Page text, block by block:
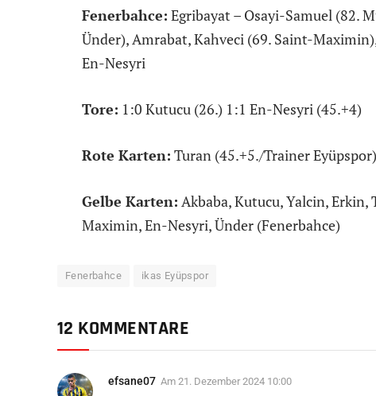
Fenerbahce: Egribayat – Osayi-Samuel (82.
Ünder), Amrabat, Kahveci (69. Saint-
En-Nesyri
Tore: 1:0 Kutucu (26.) 1:1 En-Nesyri (45.+4)
Rote Karten: Turan (45.+5./Trainer Eyüpspor)
Gelbe Karten: Akbaba, Kutucu, Yalcin, Erkin,
Maximin, En-Nesyri, Ünder (Fenerbahce)
Fenerbahce ikas Eyüpspor
12 KOMMENTARE
efsane07 Am 21. Dezember 2024 10:00